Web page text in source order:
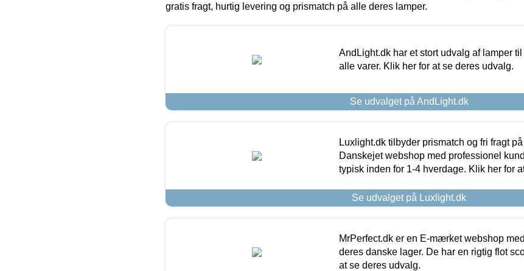
gratis fragt, hurtig levering og prismatch på alle deres lamper.
AndLight.dk har et stort udvalg af lamper
alle varer. Klik her for at se deres udvalg.
Se udvalget på AndLight.dk
Luxlight.dk tilbyder prismatch og fri fragt
Danskejet webshop med professionel
typisk inden for 1-4 hverdage. Klik her for
Se udvalget på Luxlight.dk
MrPerfect.dk er en E-mærket webshop
deres danske lager. De har en rigtig flot
at se deres udvalg.